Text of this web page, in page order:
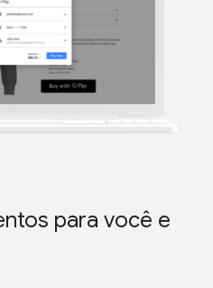
para você e